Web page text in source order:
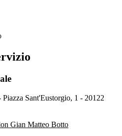
Sant'Eustorgio, 1 - 20122
Gian Matteo Botto